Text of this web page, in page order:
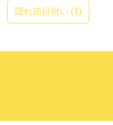
隠れ節目祝い(1)